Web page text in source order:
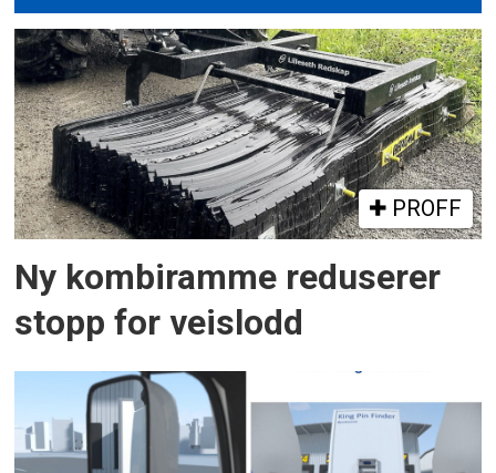
PROFF
Ny kombiramme reduserer
stopp for veislodd